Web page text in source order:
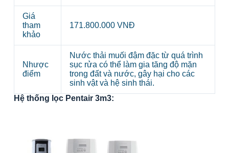
Giá
tham
khảo
171.800.000 VNĐ
Nhược
điểm
Nước thải muối đậm đặc từ quá trình
sục rửa có thể làm gia tăng độ mặn
trong đất và nước, gây hại cho các
sinh vật và hệ sinh thái.
Hệ thống lọc Pentair 3m3: